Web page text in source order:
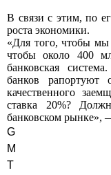
В связи с этим, по
роста экономики.
«Для того, чтобы мы
чтобы около 400
банковская
банков
качественного
ставка 20%?
банковском рынке»,
G
M
T